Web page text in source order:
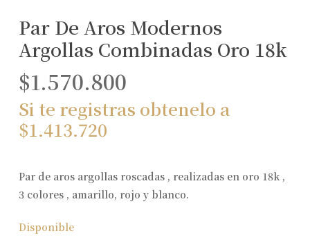
Par De Aros Modernos
Argollas Combinadas Oro 18k
$1.570.800
Si te registras obtenelo a
$1.413.720
Par de aros argollas roscadas , realizadas en oro 18k ,
3 colores , amarillo, rojo y blanco.
Disponible